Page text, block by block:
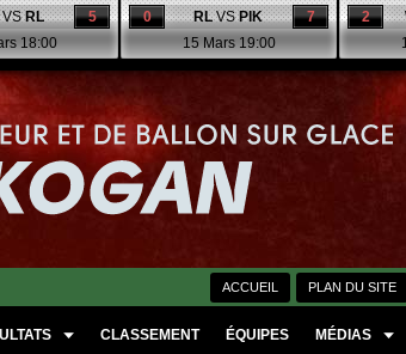
5
VSRL
18:00
7
0 RLVSPIK
15 Mars 19:00
2
PLAN DU SITE
ACCUEIL
CLASSEMENT ÉQUIPES MÉDIAS